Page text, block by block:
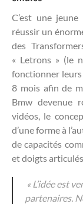
C’est une
réussir un
des
« Letrons » (le
fonctionner
8 mois afin de
Bmw devenue
vidéos, le
d’une forme à
de capacités
et doigts
« L’idée est
partenaires.